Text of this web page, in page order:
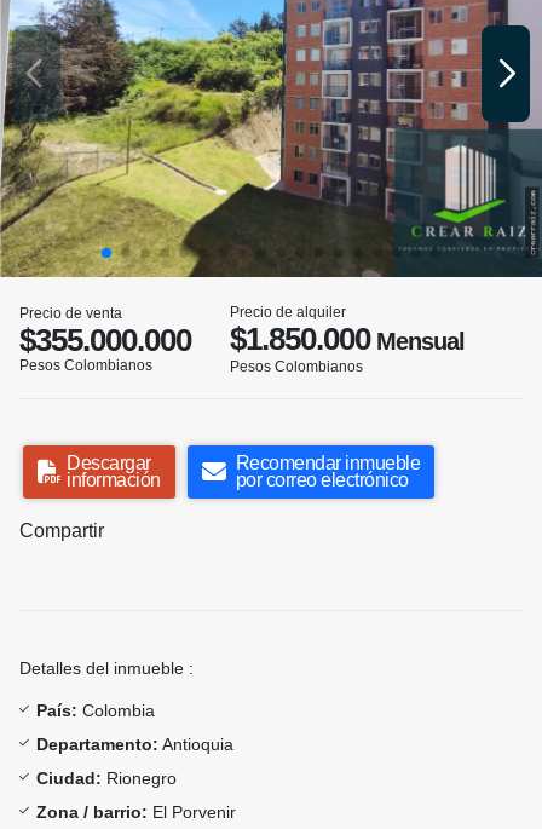
Precio de venta
$355.000.000
Pesos Colombianos
Precio de alquiler
$1.850.000Mensual
Pesos Colombianos
Descargar
información
Recomendar inmueble
por correo electrónico
Compartir
Detalles del inmueble :
País: Colombia
Departamento: Antioquia
Ciudad: Rionegro
Zona / barrio: El Porvenir